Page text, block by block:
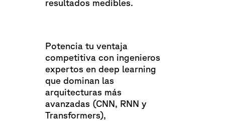
resultados medibles.
Potencia tu ventaja
competitiva con ingenieros
expertos en deep learning
que dominan las
arquitecturas más
avanzadas (CNN, RNN y
Transformers),